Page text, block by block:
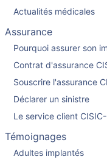
Actualités médicales
Assurance
Pourquoi assurer son
Contrat d'assurance
Souscrire l'assurance
Déclarer un sinistre
Le service client
Témoignages
Adultes implantés